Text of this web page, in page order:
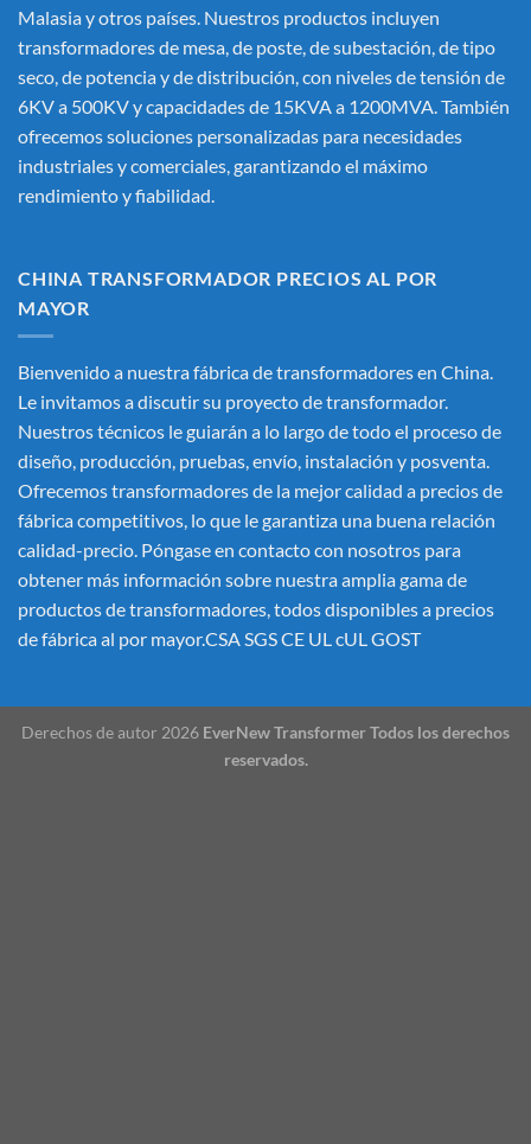
Malasia y otros países. Nuestros productos incluyen
transformadores de mesa, de poste, de subestación, de tipo
seco, de potencia y de distribución, con niveles de tensión de
6KV a 500KV y capacidades de 15KVA a 1200MVA. También
ofrecemos soluciones personalizadas para necesidades
industriales y comerciales, garantizando el máximo
rendimiento y fiabilidad.
CHINA TRANSFORMADOR PRECIOS AL POR
MAYOR
Bienvenido a nuestra fábrica de transformadores en China.
Le invitamos a discutir su proyecto de transformador.
Nuestros técnicos le guiarán a lo largo de todo el proceso de
diseño, producción, pruebas, envío, instalación y posventa.
Ofrecemos transformadores de la mejor calidad a precios de
fábrica competitivos, lo que le garantiza una buena relación
calidad-precio. Póngase en contacto con nosotros para
obtener más información sobre nuestra amplia gama de
productos de transformadores, todos disponibles a precios
de fábrica al por mayor.CSA SGS CE UL cUL GOST
Derechos de autor 2026 EverNew Transformer Todos los derechos
reservados.